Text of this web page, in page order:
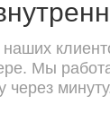
Мы
через